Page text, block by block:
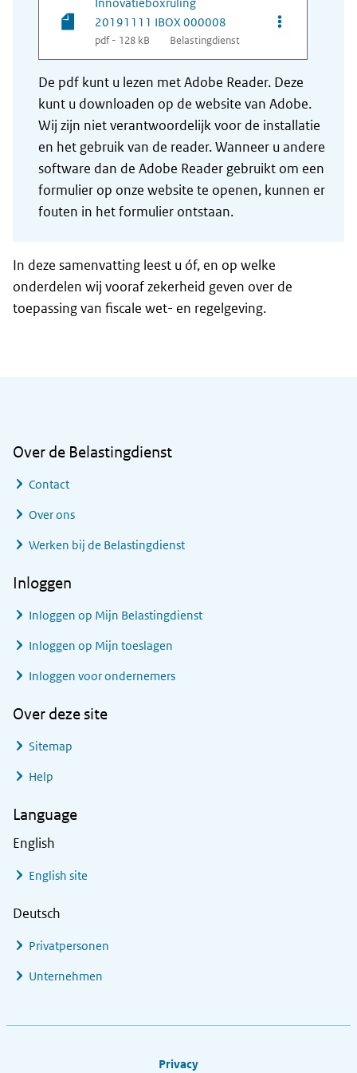
20191111 IBOX 000008
pdf - 128 kB Belastingdienst
Opties van
De pdf kunt u lezen met Adobe Reader. Deze
kunt u downloaden op de website van Adobe.
Wij zijn niet verantwoordelijk voor de installatie
en het gebruik van de reader. Wanneer u andere
software dan de Adobe Reader gebruikt om een
formulier op onze website te openen, kunnen er
fouten in het formulier ontstaan.
In deze samenvatting leest u óf, en op welke
onderdelen wij vooraf zekerheid geven over de
toepassing van fiscale wet- en regelgeving.
Over de Belastingdienst
Contact
Over ons
Werken bij de Belastingdienst
Inloggen
Inloggen op Mijn Belastingdienst
Inloggen op Mijn toeslagen
Inloggen voor ondernemers
Over deze site
Sitemap
Help
Language
English
English site
Deutsch
Privatpersonen
Unternehmen
Privacy